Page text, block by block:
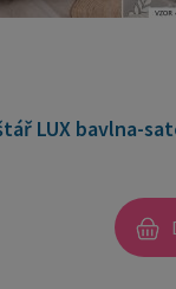
LUX bavlna-